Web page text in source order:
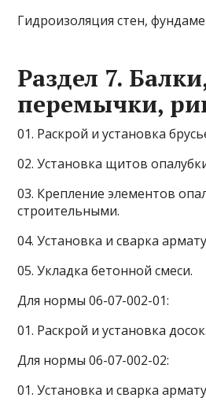
Гидроизоляция стен,
Раздел 7.
перемычки,
01. Раскрой и установка
02. Установка щитов
03. Крепление элементов
строительными.
04. Установка и сварка
05. Укладка бетонной смеси.
Для нормы 06-07-002-01:
01. Раскрой и установка досок.
Для нормы 06-07-002-02:
01. Установка и сварка